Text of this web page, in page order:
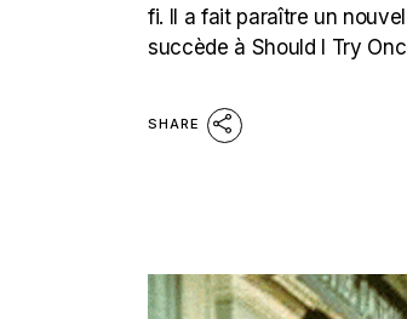
fi. Il a fait paraître un
succède à Should I Try
SHARE